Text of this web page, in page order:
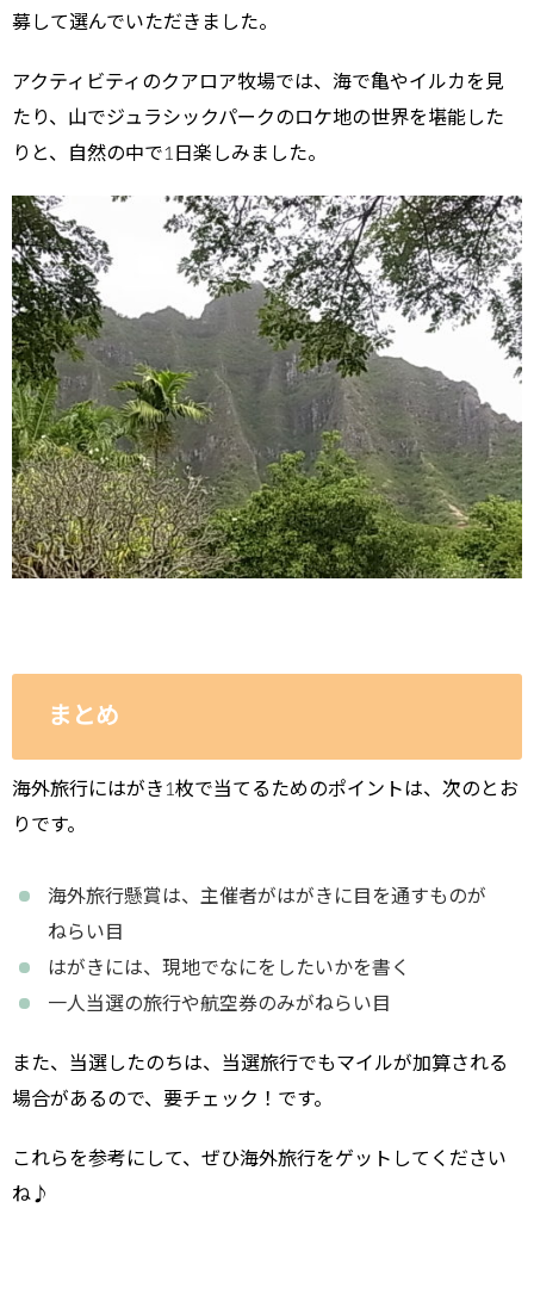
募して選んでいただきました。
アクティビティのクアロア牧場では、海で亀やイルカを見
たり、山でジュラシックパークのロケ地の世界を堪能した
りと、自然の中で1日楽しみました。
まとめ
海外旅行にはがき1枚で当てるためのポイントは、次のとお
りです。
海外旅行懸賞は、主催者がはがきに目を通すものが
ねらい目
はがきには、現地でなにをしたいかを書く
一人当選の旅行や航空券のみがねらい目
また、当選したのちは、 当選旅行でもマイルが加算される
場合があるので、要チェック！ です。
これらを参考にして、ぜひ海外旅行をゲットしてください
ね♪